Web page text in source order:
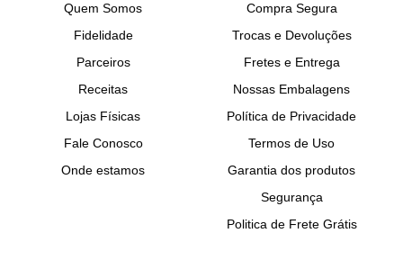
Quem Somos
Fidelidade
Parceiros
Receitas
Lojas Físicas
Fale Conosco
Onde estamos
Compra Segura
Trocas e Devoluções
Fretes e Entrega
Nossas Embalagens
Política de Privacidade
Termos de Uso
Garantia dos produtos
Segurança
Politica de Frete Grátis